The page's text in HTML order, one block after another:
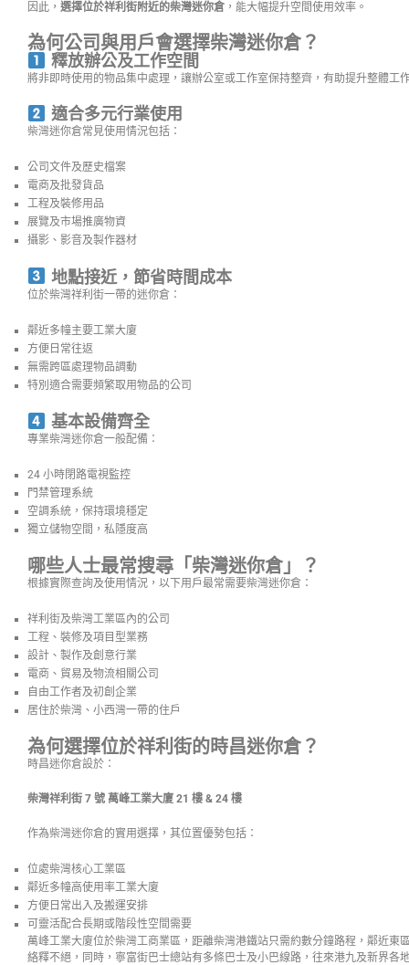
因此， 選擇位於祥利街附近的柴灣迷你倉 ，能大幅提升空間使用效率。
為何公司與用戶會選擇柴灣迷你倉？
釋放辦公及工作空間
將非即時使用的物品集中處理，讓辦公室或工作室保持整齊，有助提升整體工
適合多元行業使用
柴灣迷你倉常見使用情況包括：
公司文件及歷史檔案
電商及批發貨品
工程及裝修用品
展覽及市場推廣物資
攝影、影音及製作器材
地點接近，節省時間成本
位於柴灣祥利街一帶的迷你倉：
鄰近多幢主要工業大廈
方便日常往返
無需跨區處理物品調動
特別適合需要頻繁取用物品的公司
基本設備齊全
專業柴灣迷你倉一般配備：
24 小時閉路電視監控
門禁管理系統
空調系統，保持環境穩定
獨立儲物空間，私隱度高
哪些人士最常搜尋「柴灣迷你倉」？
根據實際查詢及使用情況，以下用戶最常需要柴灣迷你倉：
祥利街及柴灣工業區內的公司
工程、裝修及項目型業務
設計、製作及創意行業
電商、貿易及物流相關公司
自由工作者及初創企業
居住於柴灣、小西灣一帶的住戶
為何選擇位於祥利街的時昌迷你倉？
時昌迷你倉設於：
柴灣祥利街 7 號 萬峰工業大廈 21 樓 & 24 樓
作為柴灣迷你倉的實用選擇，其位置優勢包括：
位處柴灣核心工業區
鄰近多幢高使用率工業大廈
方便日常出入及搬運安排
可靈活配合長期或階段性空間需要
萬峰工業大廈位於柴灣工商業區，距離柴灣港鐵站只需約數分鐘路程，鄰近東
絡釋不絕，同時，寧富街巴士總站有多條巴士及小巴線路，往來港九及新界各